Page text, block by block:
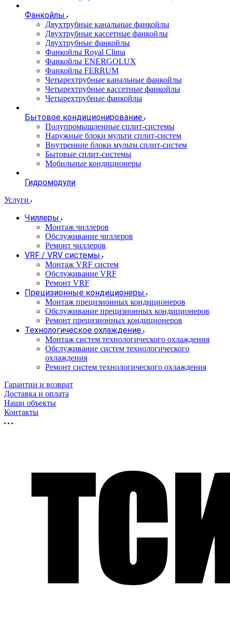
Фанкойлы
Двухтрубные канальные фанкойлы
Двухтрубные кассетные фанкойлы
Двухтрубные фанкойлы
Фанкойлы Royal Clima
Фанкойлы ENERGOLUX
Фанкойлы FERRUM
Четырехтрубные канальные фанкойлы
Четырехтрубные кассетные фанкойлы
Четырехтрубные фанкойлы
Бытовое кондиционирование
Полупромышленные сплит-системы
Наружные блоки мульти сплит-систем
Внутренние блоки мульти сплит-систем
Бытовые сплит-системы
Мобильные кондиционеры
Гидромодули
Услуги
Чиллеры
Монтаж чиллеров
Обслуживание чиллеров
Ремонт чиллеров
VRF / VRV системы
Монтаж VRF систем
Обслуживание VRF
Ремонт VRF
Прецизионные кондиционеры
Монтаж прецизионных кондиционеров
Обслуживание прецизионных кондиционеров
Ремонт прецизионных кондиционеров
Технологическое охлаждение
Монтаж систем технологического охлаждения
Обслуживание систем технологического
охлаждения
Ремонт систем технологического охлаждения
Гарантии и возврат
Доставка и оплата
Наши объекты
Контакты